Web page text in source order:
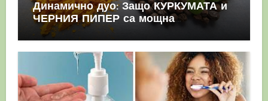
Динамично дуо: Защо КУРКУМАТА и
ЧЕРНИЯ ПИПЕР са мощна
комбинация